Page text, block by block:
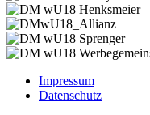
Impressum
Datenschutz